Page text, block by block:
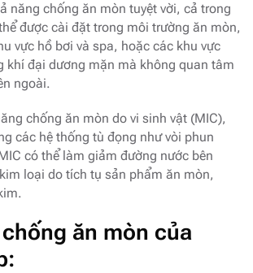
năng chống ăn mòn tuyệt vời, cả trong
được cài đặt trong môi trường ăn mòn,
vực hồ bơi và spa, hoặc các khu vực
khí đại dương mặn mà không quan tâm
ngoài.
chống ăn mòn do vi sinh vật (MIC),
các hệ thống tù đọng như vòi phun
có thể làm giảm đường nước bên
loại do tích tụ sản phẩm ăn mòn,
ăn mòn của
: